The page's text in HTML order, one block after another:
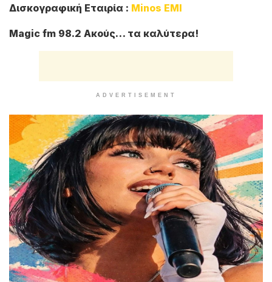
Στίχοι – Lyrics : Marseaux – Χάνομαι
Καλλιτέχνης : Marseaux
Τραγούδι : Χάνομαι
Μουσική : Solmeister
Στίχοι : Solmeister
Έτος Κυκλοφορίας : 01/2026
Δισκογραφική Εταιρία :Minos EMI
Magic fm 98.2 Ακούς… τα καλύτερα!
ADVERTISEMENT